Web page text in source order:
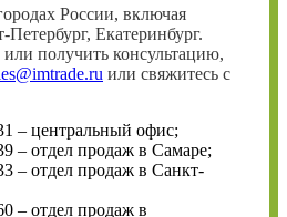
России, включая
Екатеринбург.
получить консультацию,
или свяжитесь с
– центральный офис;
– отдел продаж в Самаре;
– отдел продаж в Санкт-
– отдел продаж в